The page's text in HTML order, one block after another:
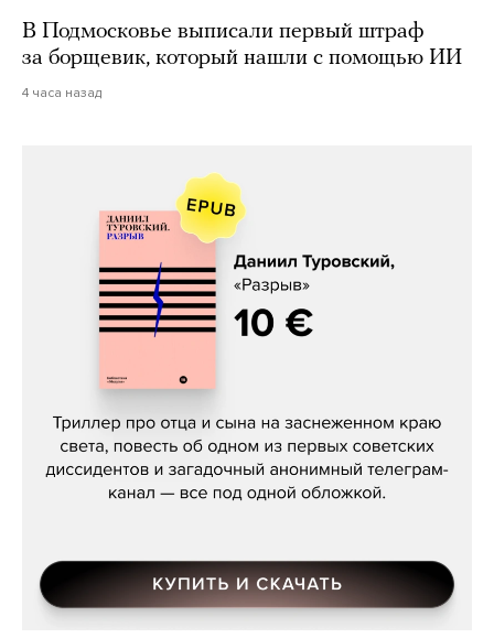
В Подмосковье выписали первый штраф
за борщевик, который нашли с помощью ИИ
4 часа назад
Даниил Туровский, «Разрыв»